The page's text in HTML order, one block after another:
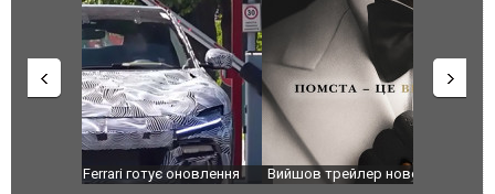
Вийшов трейлер нової екранізації легендарного